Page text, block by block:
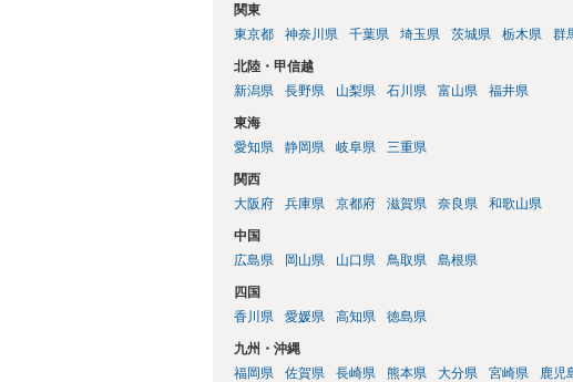
関東
東京都
神奈川県 千葉県 埼玉県 茨城県 栃木県 群
北陸・甲信越
新潟県
長野県 山梨県 石川県 富山県 福井県
東海
愛知県
静岡県 岐阜県 三重県
関西
大阪府
兵庫県 京都府 滋賀県 奈良県 和歌山県
中国
広島県
岡山県 山口県 鳥取県 島根県
四国
香川県
愛媛県 高知県 徳島県
九州・沖縄
福岡県
佐賀県 長崎県 熊本県 大分県 宮崎県 鹿児